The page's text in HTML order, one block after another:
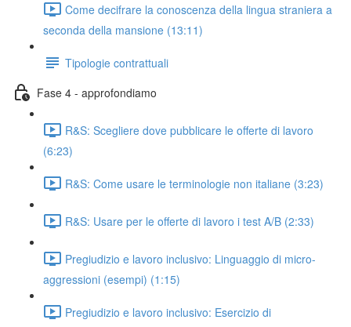
Come decifrare la conoscenza della lingua straniera a
seconda della mansione (13:11)
Tipologie contrattuali
Fase 4 - approfondiamo
R&S: Scegliere dove pubblicare le offerte di lavoro
(6:23)
R&S: Come usare le terminologie non italiane (3:23)
R&S: Usare per le offerte di lavoro i test A/B (2:33)
Pregiudizio e lavoro inclusivo: Linguaggio di micro-
aggressioni (esempi) (1:15)
Pregiudizio e lavoro inclusivo: Esercizio di